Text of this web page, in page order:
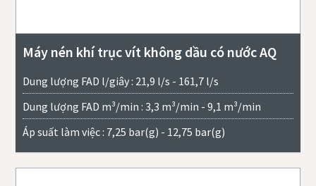
Máy nén khí trục vít không dầu có nước AQ
Dung lượng FAD l/giây : 21,9 l/s - 161,7 l/s
Dung lượng FAD m³/min : 3,3 m³/min - 9,1 m³/min
Áp suất làm việc : 7,25 bar(g) - 12,75 bar(g)